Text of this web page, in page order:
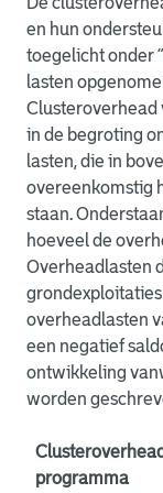
en hun
toegelicht onder
lasten
Clusteroverhead
in de begroting
lasten, die in
overeenkomstig
staan.
hoeveel de
Overheadlasten
overheadlasten
een negatief
ontwikkeling
worden
programma